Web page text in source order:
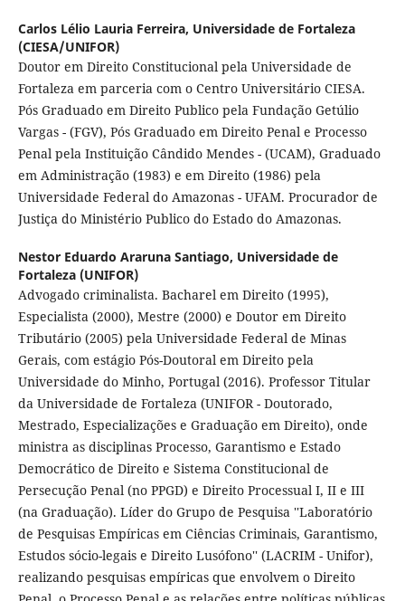
Carlos Lélio Lauria Ferreira, Universidade de Fortaleza
(CIESA/UNIFOR)
Doutor em Direito Constitucional pela Universidade de
Fortaleza em parceria com o Centro Universitário CIESA.
Pós Graduado em Direito Publico pela Fundação Getúlio
Vargas - (FGV), Pós Graduado em Direito Penal e Processo
Penal pela Instituição Cândido Mendes - (UCAM), Graduado
em Administração (1983) e em Direito (1986) pela
Universidade Federal do Amazonas - UFAM. Procurador de
Justiça do Ministério Publico do Estado do Amazonas.
Nestor Eduardo Araruna Santiago, Universidade de
Fortaleza (UNIFOR)
Advogado criminalista. Bacharel em Direito (1995),
Especialista (2000), Mestre (2000) e Doutor em Direito
Tributário (2005) pela Universidade Federal de Minas
Gerais, com estágio Pós-Doutoral em Direito pela
Universidade do Minho, Portugal (2016). Professor Titular
da Universidade de Fortaleza (UNIFOR - Doutorado,
Mestrado, Especializações e Graduação em Direito), onde
ministra as disciplinas Processo, Garantismo e Estado
Democrático de Direito e Sistema Constitucional de
Persecução Penal (no PPGD) e Direito Processual I, II e III
(na Graduação). Líder do Grupo de Pesquisa ''Laboratório
de Pesquisas Empíricas em Ciências Criminais, Garantismo,
Estudos sócio-legais e Direito Lusófono'' (LACRIM - Unifor),
realizando pesquisas empíricas que envolvem o Direito